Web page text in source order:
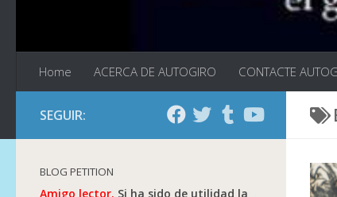
Home ACERCA DE AUTOGIRO CONTACTE
SEGUIR:
BLOG PETITION
Amigo lector. Si ha sido de utilidad la